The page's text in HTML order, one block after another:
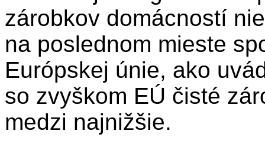
zárobkov domácností
na poslednom mieste
Európskej únie, ako
so zvyškom EÚ čisté
medzi najnižšie.